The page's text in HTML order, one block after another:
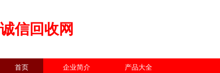
诚信回收网
首页 企业简介 产品大全